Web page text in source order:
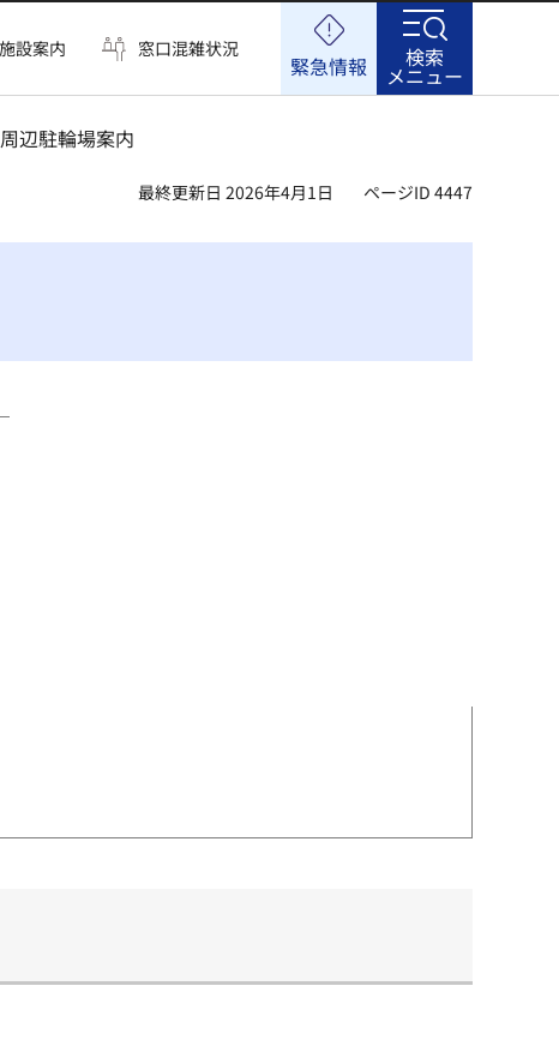
設案内 窓口混雑状況
緊急情報 検索
メニュー
辺駐輪場案内
最終更新日 2026年4月1日 ページID 4447